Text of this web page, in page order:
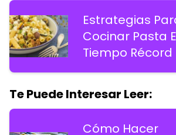
Estrategias
Cocinar Pasta
Tiempo Récord
Te Puede Interesar Leer:
Cómo Hacer